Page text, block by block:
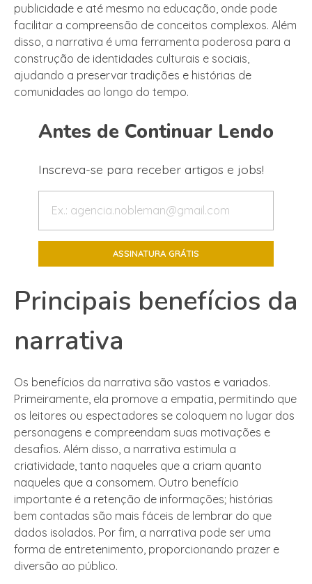
publicidade e até mesmo na educação, onde pode
facilitar a compreensão de conceitos complexos. Além
disso, a narrativa é uma ferramenta poderosa para a
construção de identidades culturais e sociais,
ajudando a preservar tradições e histórias de
comunidades ao longo do tempo.
Antes de Continuar Lendo
Inscreva-se para receber artigos e jobs!
Principais benefícios da
narrativa
Os benefícios da narrativa são vastos e variados.
Primeiramente, ela promove a empatia, permitindo que
os leitores ou espectadores se coloquem no lugar dos
personagens e compreendam suas motivações e
desafios. Além disso, a narrativa estimula a
criatividade, tanto naqueles que a criam quanto
naqueles que a consomem. Outro benefício
importante é a retenção de informações; histórias
bem contadas são mais fáceis de lembrar do que
dados isolados. Por fim, a narrativa pode ser uma
forma de entretenimento, proporcionando prazer e
diversão ao público.